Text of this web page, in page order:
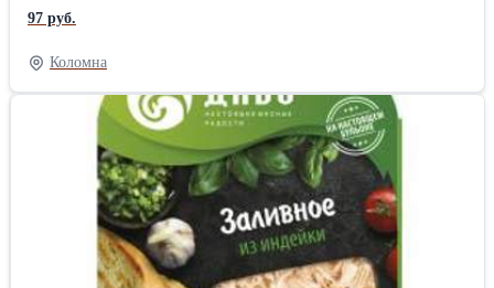
ароматическая добавка (горчица), усилитель вкуса и аромата
глутамат натрия, консервант сорбат калия, лавровый лист.
97 руб.
Коломна